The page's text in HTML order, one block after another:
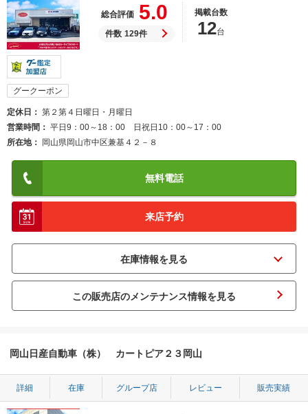
総合評価 5.0
件数 129件
掲載台数
12台
グークーポン
定休日
第２第４日曜日・月曜日
営業時間
平日9：00～18：00 日祝日10：00～17：00
所在地
岡山県岡山市中区兼基４２－８
無料電話
来店予約
この販売店のメンテナンス情報を見る
岡山日産自動車（株） カートピア２３岡山
詳細 在庫 グループ店 レビュー 販売実績